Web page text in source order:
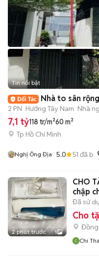
Tin nổi bật
Nhà to sân
2 PN Hướng Tây Nam Nhà
7,1 tỷ118 tr/m²60 m²
Tp Hồ Chí Minh
Nghị Ông Địa 5.0 51 đã
2 phút trước 1
CHO
chập
Đã sử
Cho
Đồng
Chi